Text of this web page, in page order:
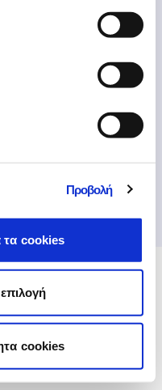
Προβολή
τα cookies
cookies
ΓΕΜΗ: 038383705000